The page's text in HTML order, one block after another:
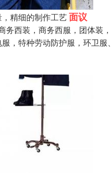
精细的制作工艺面议
西装，商务西服，团体装
，特种劳动防护服，环卫